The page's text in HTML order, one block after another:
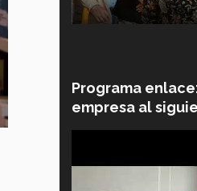
Programa
empresa al